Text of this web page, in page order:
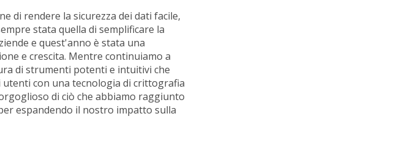
di rendere la sicurezza dei dati facile,
stata quella di semplificare la
e quest'anno è stata una
e crescita. Mentre continuiamo a
di strumenti potenti e intuitivi che
con una tecnologia di crittografia
di ciò che abbiamo raggiunto
espandendo il nostro impatto sulla